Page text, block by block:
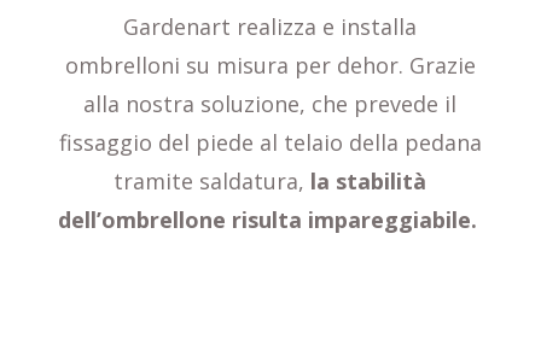
Gardenart realizza e installa
ombrelloni su misura per dehor. Grazie
alla nostra soluzione, che prevede il
fissaggio del piede al telaio della pedana
tramite saldatura, la stabilità
dell’ombrellone risulta impareggiabile.